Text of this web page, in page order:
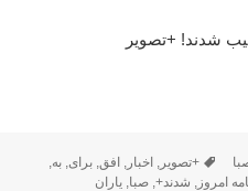
شدند! +تصویر
برچسب‌ها
+تصویر ,اخبار ,افق ,برای ,به
امروز شدند+ ,صبا ,یاران